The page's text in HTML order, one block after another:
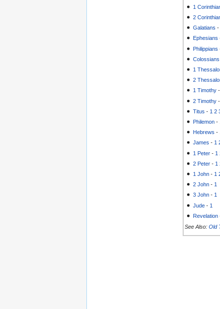
1
2
Galatians
Ephesians
Philippians
Colossians
1
2
1 Timothy
2 Timothy
Titus - 1 2
Philemon -
Hebrews -
James - 1
1 Peter - 1
2 Peter - 1
1 John - 1
2 John - 1
3 John -1
Jude - 1
Revelation
See Also: Old